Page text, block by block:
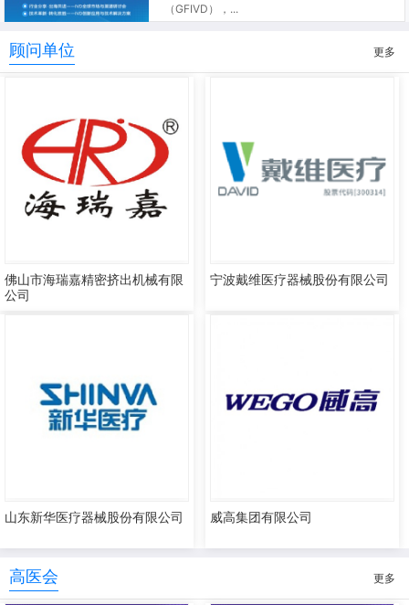
（GFIVD），...
顾问单位 更多
佛山市海瑞嘉精密挤出机械有限
公司
宁波戴维医疗器械股份有限公司
山东新华医疗器械股份有限公司 威高集团有限公司
高医会 更多